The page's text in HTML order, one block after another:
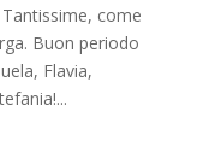
come
Buon periodo
Flavia,